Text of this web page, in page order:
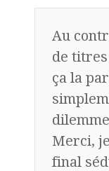
Au
de
ça la
Merci,
final